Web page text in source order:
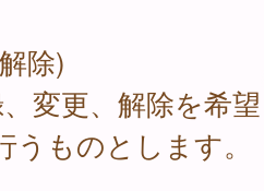
除)
変更、解除を希望
ものとします。